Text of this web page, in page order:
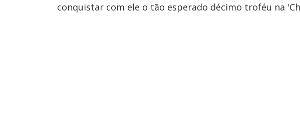
conquistar com ele o tão esperado décimo troféu na